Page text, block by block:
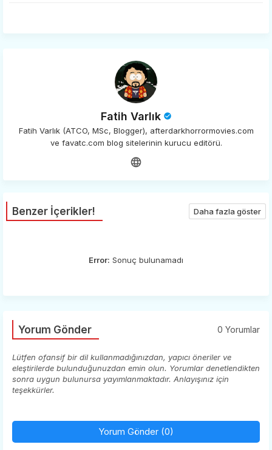
Fatih Varlık
Fatih Varlık (ATCO, MSc, Blogger), afterdarkhorrormovies.com
ve favatc.com blog sitelerinin kurucu editörü.
Benzer İçerikler! Daha fazla göster
Error: Sonuç bulunamadı
Yorum Gönder 0 Yorumlar
Lütfen ofansif bir dil kullanmadığınızdan, yapıcı öneriler ve
eleştirilerde bulunduğunuzdan emin olun. Yorumlar denetlendikten
sonra uygun bulunursa yayımlanmaktadır. Anlayışınız için
teşekkürler.
Yorum Gönder (0)